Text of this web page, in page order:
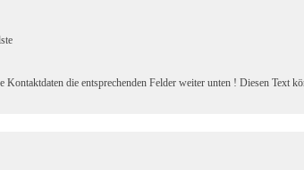
die entsprechenden Felder weiter unten ! Diesen Text